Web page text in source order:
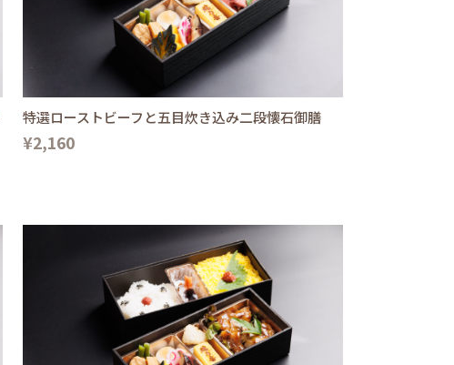
特選ローストビーフと五目炊き込み二段懐石御膳
¥2,160